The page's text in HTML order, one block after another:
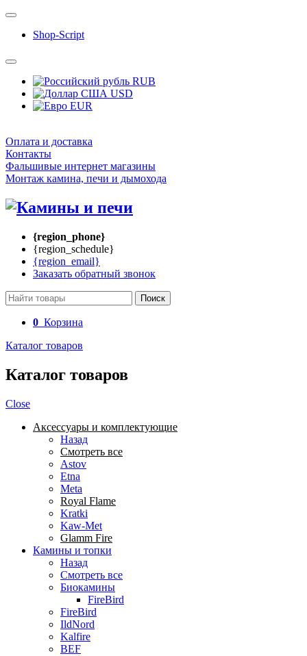
Shop-Script
RUB
USD
EUR
Оплата и доставка
Контакты
Фальшивые интернет магазины
Монтаж камина, печи и дымохода
{region_phone}
{region_schedule}
{region_email}
Заказать обратный звонок
Поиск
0 Корзина
Каталог товаров
Каталог товаров
Close
Аксессуары и комплектующие
Назад
Смотреть все
Astov
Etna
Meta
Royal Flame
Kratki
Kaw-Met
Glamm Fire
Камины и топки
Назад
Смотреть все
Биокамины
FireBird
FireBird
IldNord
Kalfire
BEF